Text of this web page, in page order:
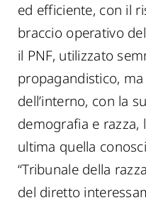
ed efficiente, con il
braccio operativo
il PNF, utilizzato
propagandistico,
dell’interno, con la
demografia e razza,
ultima quella
“Tribunale della
del diretto